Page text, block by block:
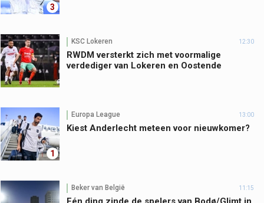
3
KSC Lokeren 12:30
RWDM versterkt zich met voormalige
verdediger van Lokeren en Oostende
1
Europa League 13:00
Kiest Anderlecht meteen voor nieuwkomer?
Beker van België 11:15